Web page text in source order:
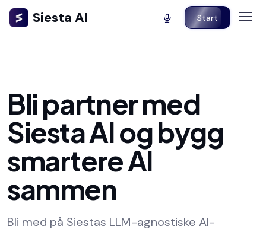
Siesta AI Start
Bli partner med
Siesta AI og bygg
smartere AI
sammen
Bli med på Siestas LLM-agnostiske AI-